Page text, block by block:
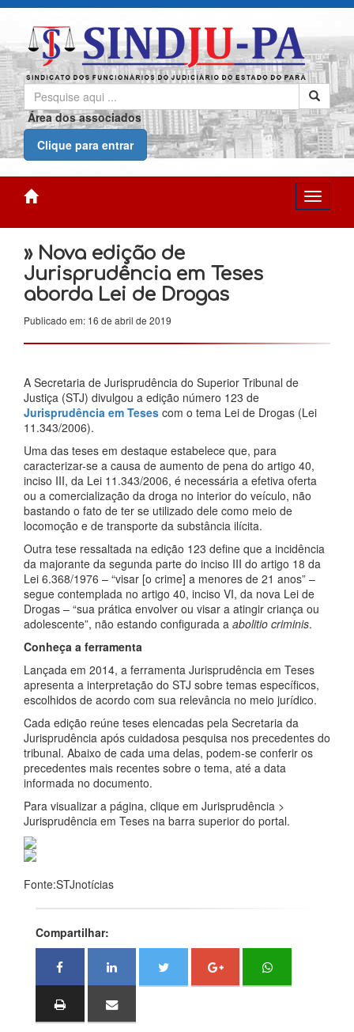
Área dos associados
Clique para entrar
» Nova edição de
Jurisprudência em Teses
aborda Lei de Drogas
Publicado em: 16 de abril de 2019
A Secretaria de Jurisprudência do Superior Tribunal de
Justiça (STJ) divulgou a edição número 123 de
Jurisprudência em Teses com o tema Lei de Drogas (Lei
11.343/2006).
Uma das teses em destaque estabelece que, para
caracterizar-se a causa de aumento de pena do artigo 40,
inciso III, da Lei 11.343/2006, é necessária a efetiva oferta
ou a comercialização da droga no interior do veículo, não
bastando o fato de ter se utilizado dele como meio de
locomoção e de transporte da substância ilícita.
Outra tese ressaltada na edição 123 define que a incidência
da majorante da segunda parte do inciso III do artigo 18 da
Lei 6.368/1976 – “visar [o crime] a menores de 21 anos” –
segue contemplada no artigo 40, inciso VI, da nova Lei de
Drogas – “sua prática envolver ou visar a atingir criança ou
adolescente”, não estando configurada a abolitio criminis.
Conheça a ferramenta
Lançada em 2014, a ferramenta Jurisprudência em Teses
apresenta a interpretação do STJ sobre temas específicos,
escolhidos de acordo com sua relevância no meio jurídico.
Cada edição reúne teses elencadas pela Secretaria da
Jurisprudência após cuidadosa pesquisa nos precedentes do
tribunal. Abaixo de cada uma delas, podem-se conferir os
precedentes mais recentes sobre o tema, até a data
informada no documento.
Para visualizar a página, clique em Jurisprudência >
Jurisprudência em Teses na barra superior do portal.
Fonte:STJnotícias
Compartilhar: